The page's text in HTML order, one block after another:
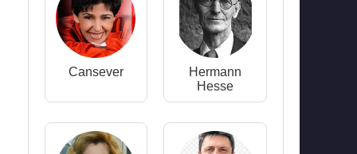
Cansever
Hermann
Hesse